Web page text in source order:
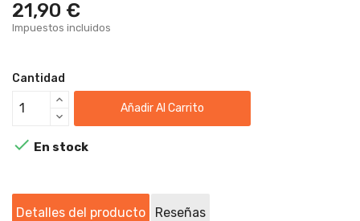
21,90 €
Impuestos incluidos
Cantidad
Añadir Al Carrito
 En stock
Detalles del producto Reseñas